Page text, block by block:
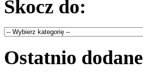
Skocz do:
Ostatnio dodane